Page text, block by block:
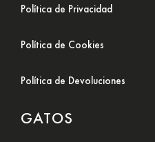
Política de Privacidad
Política de Cookies
Política de Devoluciones
GATOS